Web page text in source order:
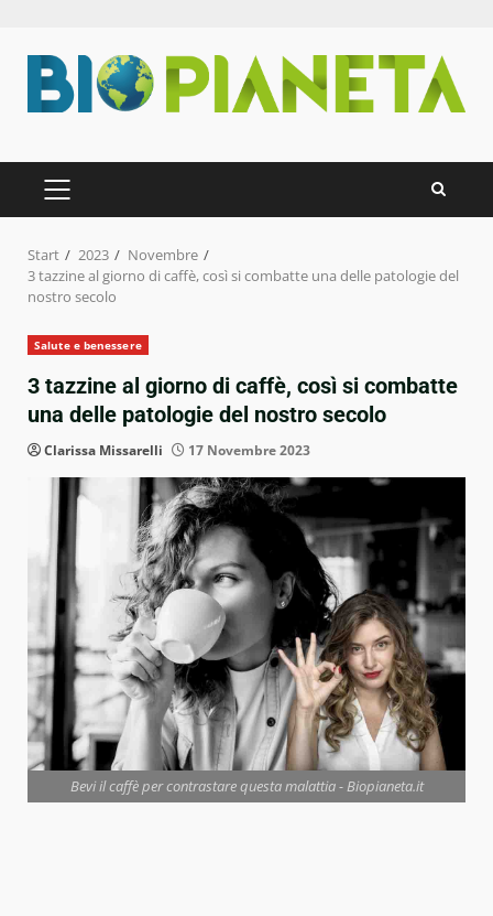
Inhalt
springen
PRIMÄRES
MENÜ
Start 2023
Novembre
3 tazzine al giorno di caffè, così si combatte una delle patologie del
nostro secolo
Salute e benessere
3 tazzine al giorno di caffè, così si combatte
una delle patologie del nostro secolo
Clarissa Missarelli 17 Novembre 2023
Bevi il caffè per contrastare questa malattia - Biopianeta.it